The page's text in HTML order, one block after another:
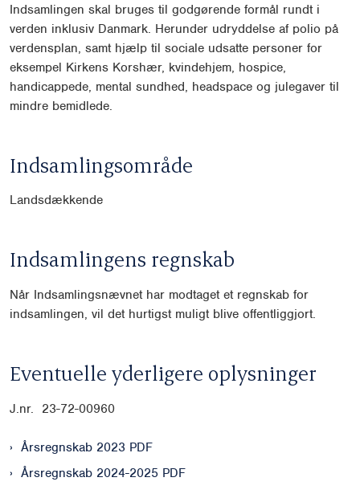
Indsamlingen skal bruges til godgørende formål rundt i
verden inklusiv Danmark. Herunder udryddelse af polio på
verdensplan, samt hjælp til sociale udsatte personer for
eksempel Kirkens Korshær, kvindehjem, hospice,
handicappede, mental sundhed, headspace og julegaver til
mindre bemidlede.
Indsamlingsområde
Landsdækkende
Indsamlingens regnskab
Når Indsamlingsnævnet har modtaget et regnskab for
indsamlingen, vil det hurtigst muligt blive offentliggjort.
Eventuelle yderligere oplysninger
J.nr. 23-72-00960
Årsregnskab 2023 PDF
Årsregnskab 2024-2025 PDF